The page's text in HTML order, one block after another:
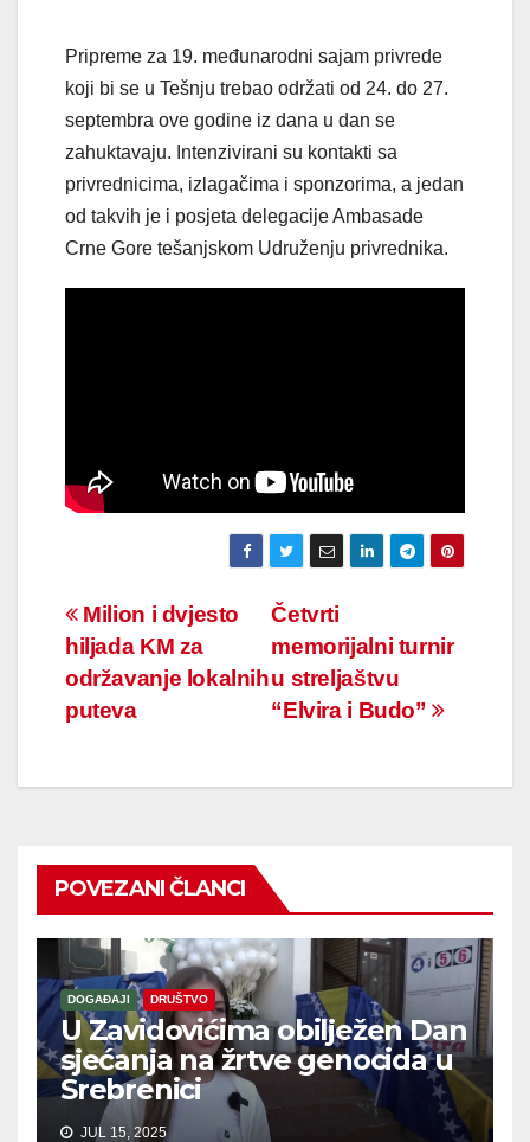
Pripreme za 19. međunarodni sajam privrede
koji bi se u Tešnju trebao održati od 24. do 27.
septembra ove godine iz dana u dan se
zahuktavaju. Intenzivirani su kontakti sa
privrednicima, izlagačima i sponzorima, a jedan
od takvih je i posjeta delegacije Ambasade
Crne Gore tešanjskom Udruženju privrednika.
Navigacija
članaka
Četvrti
memorijalni turnir
u streljaštvu
“Elvira i Budo”
Milion i dvjesto
hiljada KM za
održavanje lokalnih
puteva
POVEZANI ČLANCI
DOGAĐAJI DRUŠTVO
U Zavidovićima obilježen Dan
sjećanja na žrtve genocida u
Srebrenici
JUL 15, 2025